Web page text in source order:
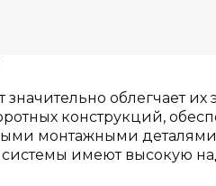
облегчает
конструкций,
монтажными
системы имеют высокую